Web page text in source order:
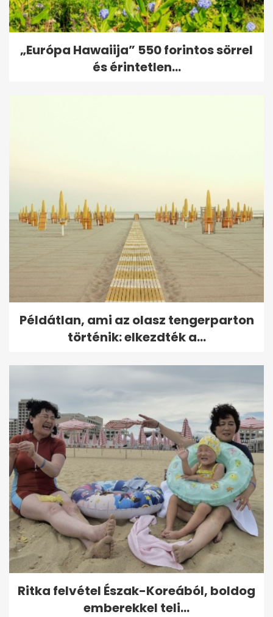
„Európa Hawaiija” 550 forintos sörrel
és érintetlen...
Példátlan, ami az olasz tengerparton
történik: elkezdték a...
Ritka felvétel Észak-Koreából, boldog
emberekkel teli...